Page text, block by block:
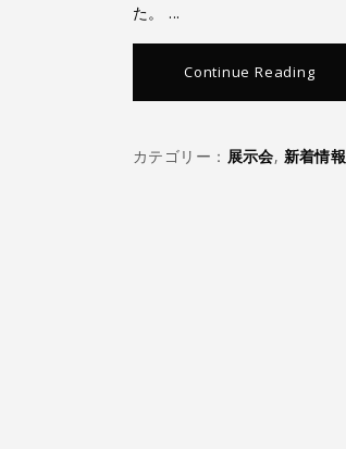
た。
Continue Reading
カテゴリー： 展示会, 新着情報